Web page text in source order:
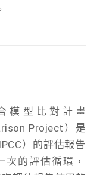
模型比對計畫
Project）是
） 的評估報告
的評估循環，